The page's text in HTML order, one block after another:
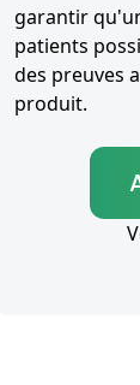
garantir
patients
des preuves
produit.